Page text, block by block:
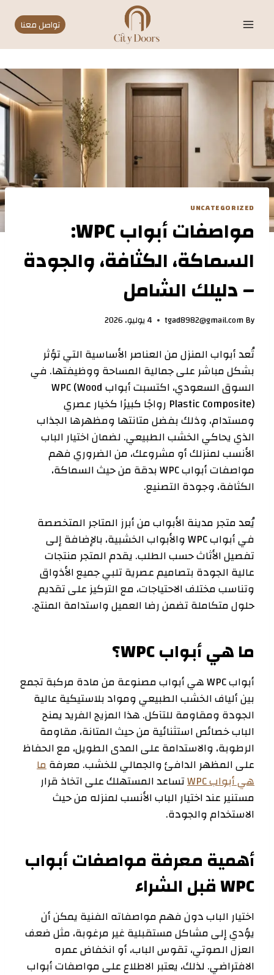
تواصل معنا
UNCATEGORIZED
مواصفات أبواب WPC:
السماكة، الكثافة، والجودة
– دليلك الشامل
By
tgad8982@gmail.com 4 يوليو، 2026
تُعد أبواب المنزل من العناصر الأساسية التي تؤثر
بشكل مباشر على جمالية المساحة ووظيفتها. في
السوق السعودي، اكتسبت أبواب WPC (Wood
Plastic Composite) رواجًا كبيرًا كخيار عصري
ومستدام، وذلك بفضل متانتها ومظهرها الجذاب
الذي يحاكي الخشب الطبيعي. لضمان اختيار الباب
الأنسب لمنزلك أو مشروعك، من الضروري فهم
مواصفات أبواب WPC بدقة من حيث السماكة،
الكثافة، وجودة التصنيع.
يُعد متجر مدينة الأبواب من أبرز المتاجر المتخصصة
في أبواب WPC والأبواب الخشبية، بالإضافة إلى
تفصيل الأثاث حسب الطلب. يقدم المتجر منتجات
عالية الجودة بتصاميم عصرية تلبي جميع الأذواق
وتناسب مختلف الاحتياجات، مع التركيز على تقديم
حلول متكاملة تضمن رضا العميل واستدامة المنتج.
ما هي أبواب WPC؟
أبواب WPC هي أبواب مصنوعة من مادة مركبة تجمع
بين ألياف الخشب الطبيعي ومواد بلاستيكية عالية
الجودة ومقاومة للتآكل. هذا المزيج الفريد يمنح
الباب خصائص استثنائية من حيث المتانة، مقاومة
الرطوبة، والاستدامة على المدى الطويل، مع الحفاظ
على المظهر الدافئ والجمالي للخشب. معرفةما
هي أبواب WPC
تساعد المستهلك على اتخاذ قرار
مستنير عند اختيار الباب الأنسب لمنزله من حيث
الاستخدام والجودة.
أهمية معرفة مواصفات أبواب
WPC قبل الشراء
اختيار الباب دون فهم مواصفاته الفنية يمكن أن
يؤدي إلى مشاكل مستقبلية غير مرغوبة، مثل ضعف
العزل الصوتي، تقوس الباب، أو انخفاض عمره
الافتراضي. لذلك، يعتبر الاطلاع على مواصفات أبواب